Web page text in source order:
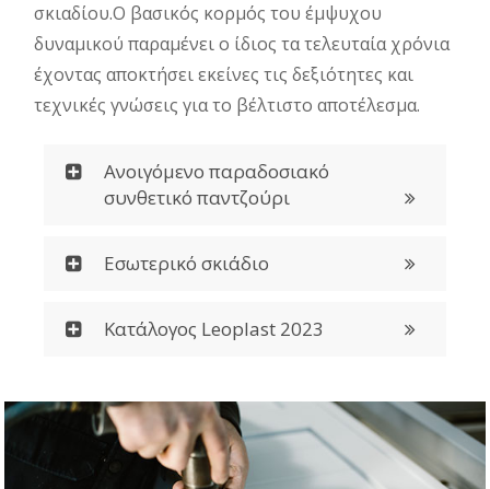
σκιαδίου.Ο βασικός κορμός του έμψυχου
δυναμικού παραμένει ο ίδιος τα τελευταία χρόνια
έχοντας αποκτήσει εκείνες τις δεξιότητες και
τεχνικές γνώσεις για το βέλτιστο αποτέλεσμα.
Ανοιγόμενο παραδοσιακό
συνθετικό παντζούρι
Εσωτερικό σκιάδιο
Κατάλογος Leoplast 2023